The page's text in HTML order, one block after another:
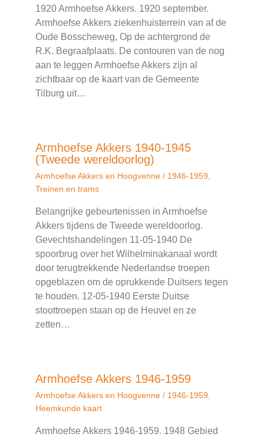
1920 Armhoefse Akkers. 1920 september.
Armhoefse Akkers ziekenhuisterrein van af de
Oude Bosscheweg, Op de achtergrond de
R.K. Begraafplaats. De contouren van de nog
aan te leggen Armhoefse Akkers zijn al
zichtbaar op de kaart van de Gemeente
Tilburg uit…
Armhoefse Akkers 1940-1945
(Tweede wereldoorlog)
Armhoefse Akkers en Hoogvenne / 1946-1959
Treinen en trams
Belangrijke gebeurtenissen in Armhoefse
Akkers tijdens de Tweede wereldoorlog.
Gevechtshandelingen 11-05-1940 De
spoorbrug over het Wilhelminakanaal wordt
door terugtrekkende Nederlandse troepen
opgeblazen om de oprukkende Duitsers tegen
te houden. 12-05-1940 Eerste Duitse
stoottroepen staan op de Heuvel en ze
zetten…
Armhoefse Akkers 1946-1959
Armhoefse Akkers en Hoogvenne / 1946-1959
Heemkunde kaart
Armhoefse Akkers 1946-1959. 1948 Gebied